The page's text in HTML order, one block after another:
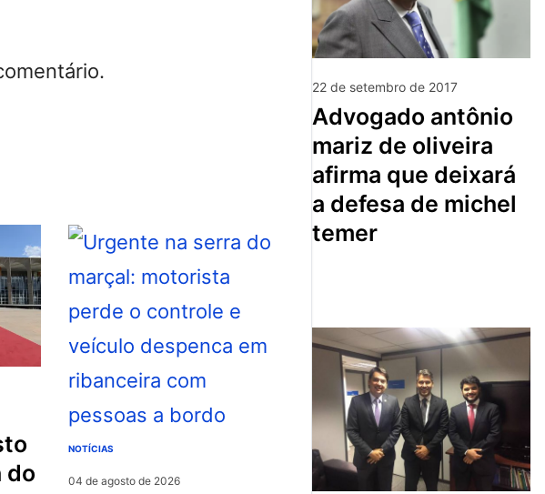
do
NOTÍCIAS
04 de agosto de 2026
22 de setembro de 2017
advogado antônio
mariz de oliveira
afirma que deixará
a defesa de michel
temer